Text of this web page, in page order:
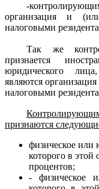
-
организация и
налоговыми
Так же
признается
юридического
являются
налоговыми
признаются
физическое или
которого в этой
процентов;
- физическое